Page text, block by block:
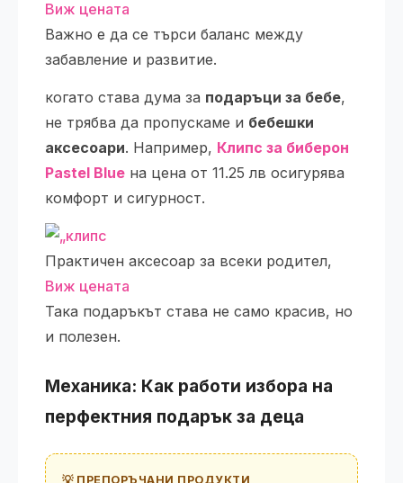
Виж цената
Важно е да се търси баланс между
забавление и развитие.
когато става дума за подаръци за бебе,
не трябва да пропускаме и бебешки
аксесоари. Например, Клипс за биберон
Pastel Blue на цена от 11.25 лв осигурява
комфорт и сигурност.
Практичен аксесоар за всеки родител,
Виж цената
Така подаръкът става не само красив, но
и полезен.
Механика: Как работи избора на
перфектния подарък за деца
💡 ПРЕПОРЪЧАНИ ПРОДУКТИ